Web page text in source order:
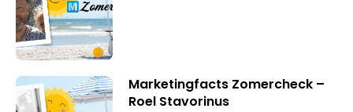
Marketingfacts Zomercheck –
Roel Stavorinus